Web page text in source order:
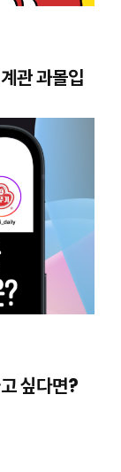
관 과몰입
싶다면?